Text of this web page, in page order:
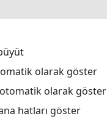
olarak göster
olarak göster
hatları göster